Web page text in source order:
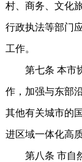
村、商务、文化
行政执法等部门
工作。
第七条 本市协
作，加强与东部
其他有关城市的
进区域一体化高
第八条 市自然